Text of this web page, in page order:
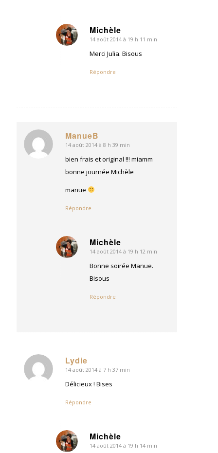
Michèle
dit
14 août 2014 à 19 h 11 min
Merci Julia. Bisous
Répondre
ManueB
dit
:
14 août 2014 à 8 h 39 min
bien frais et original !!! miamm
bonne journée Michèle
manue
Répondre
Michèle
dit
14 août 2014 à 19 h 12 min
Bonne soirée Manue.
Bisous
Répondre
Lydie
dit
14 août 2014 à 7 h 37 min
Délicieux ! Bises
Répondre
Michèle
dit
14 août 2014 à 19 h 14 min